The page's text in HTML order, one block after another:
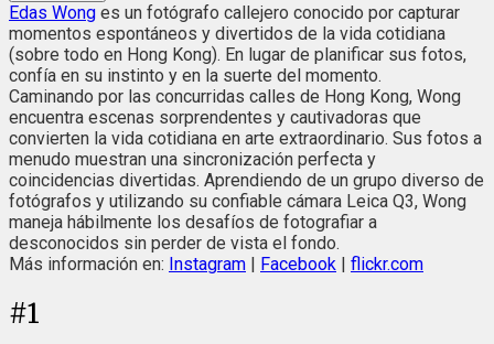
Edas Wong es un fotógrafo callejero conocido por capturar
momentos espontáneos y divertidos de la vida cotidiana
(sobre todo en Hong Kong). En lugar de planificar sus fotos,
confía en su instinto y en la suerte del momento.
Caminando por las concurridas calles de Hong Kong, Wong
encuentra escenas sorprendentes y cautivadoras que
convierten la vida cotidiana en arte extraordinario. Sus fotos a
menudo muestran una sincronización perfecta y
coincidencias divertidas. Aprendiendo de un grupo diverso de
fotógrafos y utilizando su confiable cámara Leica Q3, Wong
maneja hábilmente los desafíos de fotografiar a
desconocidos sin perder de vista el fondo.
Más información en: Instagram | Facebook | flickr.com
#1